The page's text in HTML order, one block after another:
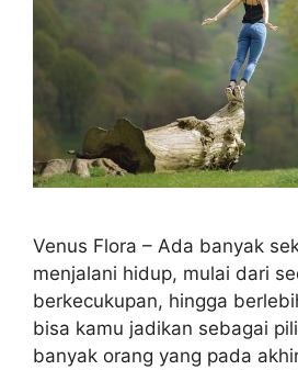
Venus Flora – Ada banyak
menjalani hidup, mulai dari
berkecukupan, hingga
bisa kamu jadikan sebagai
banyak orang yang pada